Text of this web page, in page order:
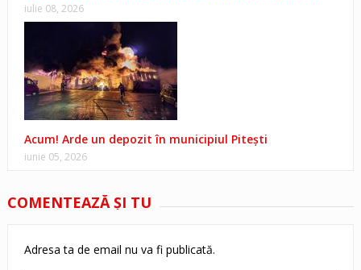
iulie 08, 2026
Acum! Arde un depozit în municipiul Pitești
iunie 05, 2026
COMENTEAZĂ ŞI TU
Adresa ta de email nu va fi publicată.